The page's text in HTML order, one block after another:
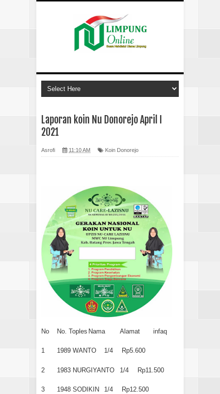
Laporan koin Nu Donorejo April I
2021
Asrofi 11:10 AM Koin Donorejo
No No. Toples Nama Alamat infaq
1 1989 WANTO 1/4 Rp5.600
2 1983 NURGIYANTO 1/4 Rp11.500
3 1948 SODIKIN 1/4 Rp12.500